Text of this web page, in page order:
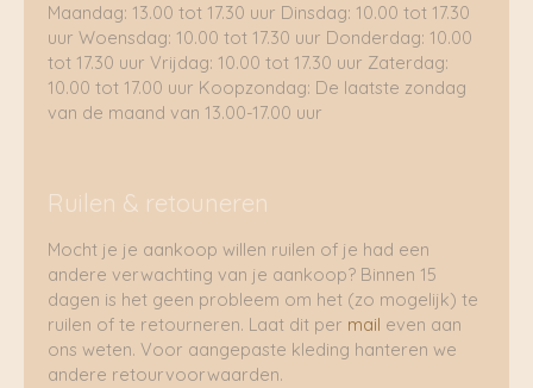
Maandag: 13.00 tot 17.30 uur Dinsdag: 10.00 tot 17.30
uur Woensdag: 10.00 tot 17.30 uur Donderdag: 10.00
tot 17.30 uur Vrijdag: 10.00 tot 17.30 uur Zaterdag:
10.00 tot 17.00 uur Koopzondag: De laatste zondag
van de maand van 13.00-17.00 uur
Ruilen & retouneren
Mocht je je aankoop willen ruilen of je had een
andere verwachting van je aankoop? Binnen 15
dagen is het geen probleem om het (zo mogelijk) te
ruilen of te retourneren. Laat dit per mail even aan
ons weten. Voor aangepaste kleding hanteren we
andere retourvoorwaarden.